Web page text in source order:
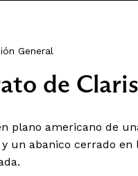
General
de
plano americano de
un abanico cerrado